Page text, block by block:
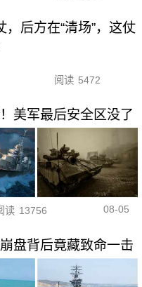
，后方在“清场”，这仗
阅读 5472
美军最后安全区没了
读 13756 08-05
盘背后竟藏致命一击